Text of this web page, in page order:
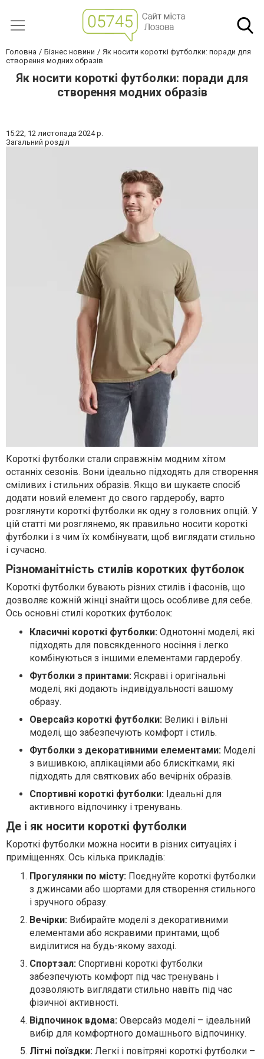
Головна Бізнес новини
Як носити короткі футболки: поради для
створення модних образів
Як носити короткі футболки: поради для
створення модних образів
15:22, 12 листопада 2024 р.
Загальний розділ
Короткі футболки стали справжнім модним хітом
останніх сезонів. Вони ідеально підходять для створення
сміливих і стильних образів. Якщо ви шукаєте спосіб
додати новий елемент до свого гардеробу, варто
розглянути короткі футболки як одну з головних опцій. У
цій статті ми розглянемо, як правильно носити короткі
футболки і з чим їх комбінувати, щоб виглядати стильно
і сучасно.
Різноманітність стилів коротких футболок
Короткі футболки бувають різних стилів і фасонів, що
дозволяє кожній жінці знайти щось особливе для себе.
Ось основні стилі коротких футболок:
Класичні короткі футболки: Однотонні моделі, які
підходять для повсякденного носіння і легко
комбінуються з іншими елементами гардеробу.
Футболки з принтами: Яскраві і оригінальні
моделі, які додають індивідуальності вашому
образу.
Оверсайз короткі футболки: Великі і вільні
моделі, що забезпечують комфорт і стиль.
Футболки з декоративними елементами: Моделі
з вишивкою, аплікаціями або блискітками, які
підходять для святкових або вечірніх образів.
Спортивні короткі футболки: Ідеальні для
активного відпочинку і тренувань.
Де і як носити короткі футболки
Короткі футболки можна носити в різних ситуаціях і
приміщеннях. Ось кілька прикладів:
Прогулянки по місту: Поєднуйте короткі футболки
з джинсами або шортами для створення стильного
і зручного образу.
Вечірки: Вибирайте моделі з декоративними
елементами або яскравими принтами, щоб
виділитися на будь-якому заході.
Спортзал: Спортивні короткі футболки
забезпечують комфорт під час тренувань і
дозволяють виглядати стильно навіть під час
фізичної активності.
Відпочинок вдома: Оверсайз моделі – ідеальний
вибір для комфортного домашнього відпочинку.
Літні поїздки: Легкі і повітряні короткі футболки –